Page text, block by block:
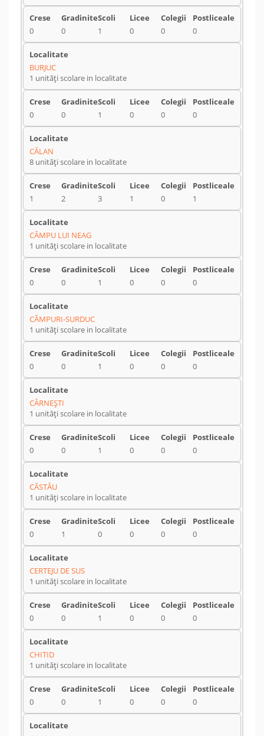
0 0 1 0 0 0
BURJUC
1 unități scolare in localitate
0 0 1 0 0 0
CĂLAN
8 unități scolare in localitate
1 2 3 1 0 1
CÂMPU LUI NEAG
1 unități scolare in localitate
0 0 1 0 0 0
CÂMPURI-SURDUC
1 unități scolare in localitate
0 0 1 0 0 0
CÂRNEŞTI
1 unități scolare in localitate
0 0 1 0 0 0
CĂSTĂU
1 unități scolare in localitate
0 1 0 0 0 0
CERTEJU DE SUS
1 unități scolare in localitate
0 0 1 0 0 0
CHITID
1 unități scolare in localitate
0 0 1 0 0 0